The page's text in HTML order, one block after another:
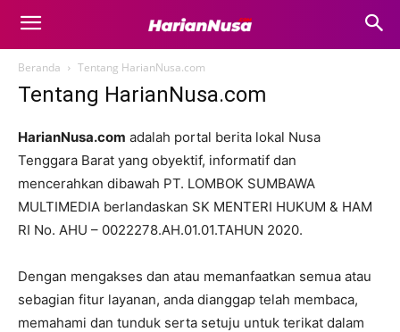
Beranda Tentang HarianNusa.com
Tentang HarianNusa.com
HarianNusa.com adalah portal berita lokal Nusa
Tenggara Barat yang obyektif, informatif dan
mencerahkan dibawah PT. LOMBOK SUMBAWA
MULTIMEDIA berlandaskan SK MENTERI HUKUM & HAM
RI No. AHU – 0022278.AH.01.01.TAHUN 2020.
Dengan mengakses dan atau memanfaatkan semua atau
sebagian fitur layanan, anda dianggap telah membaca,
memahami dan tunduk serta setuju untuk terikat dalam